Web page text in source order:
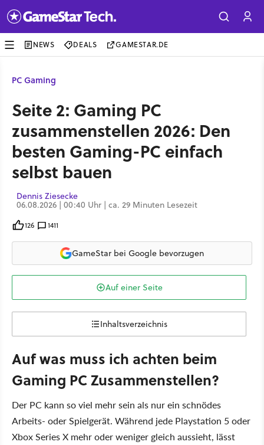
NEWS DEALS GAMESTAR.DE
PC Gaming
Seite 2: Gaming PC
zusammenstellen 2026: Den
besten Gaming-PC einfach
selbst bauen
Dennis Ziesecke
06.08.2026 | 00:40 Uhr | ca. 29 Minuten Lesezeit
126 1411
GameStar bei Google bevorzugen
Auf einer Seite
Inhaltsverzeichnis
Auf was muss ich achten beim
Gaming PC Zusammenstellen?
Der PC kann so viel mehr sein als nur ein schnödes
Arbeits- oder Spielgerät. Während jede Playstation 5 oder
Xbox Series X mehr oder weniger gleich aussieht, lässt